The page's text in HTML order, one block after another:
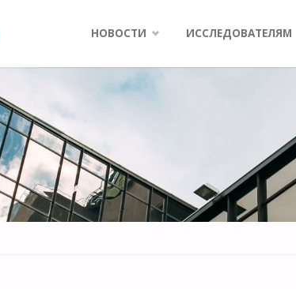
НОВОСТИ ИССЛЕДОВАТЕЛЯМ